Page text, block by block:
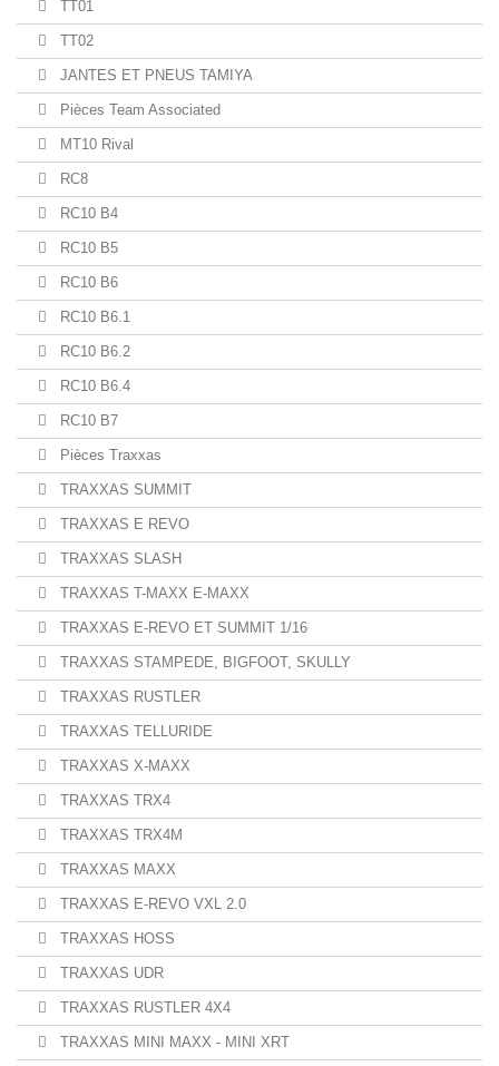
TT01
TT02
JANTES ET PNEUS TAMIYA
Pièces Team Associated
MT10 Rival
RC8
RC10 B4
RC10 B5
RC10 B6
RC10 B6.1
RC10 B6.2
RC10 B6.4
RC10 B7
Pièces Traxxas
TRAXXAS SUMMIT
TRAXXAS E REVO
TRAXXAS SLASH
TRAXXAS T-MAXX E-MAXX
TRAXXAS E-REVO ET SUMMIT 1/16
TRAXXAS STAMPEDE, BIGFOOT, SKULLY
TRAXXAS RUSTLER
TRAXXAS TELLURIDE
TRAXXAS X-MAXX
TRAXXAS TRX4
TRAXXAS TRX4M
TRAXXAS MAXX
TRAXXAS E-REVO VXL 2.0
TRAXXAS HOSS
TRAXXAS UDR
TRAXXAS RUSTLER 4X4
TRAXXAS MINI MAXX - MINI XRT